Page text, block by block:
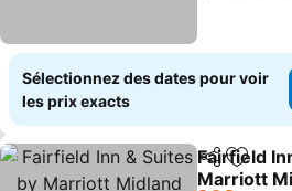
Sélectionnez des dates pour voir
les prix exacts
Partager
Fairfield
Marriott